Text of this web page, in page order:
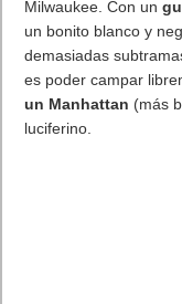
Milwaukee. Con un
un bonito blanco y
demasiadas
es poder campar
un Manhattan (más
luciferino.